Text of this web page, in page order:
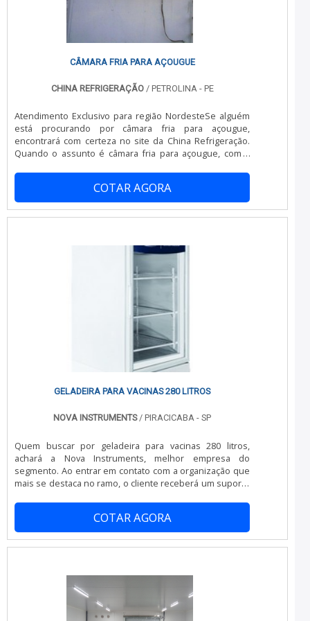
CÂMARA FRIA PARA AÇOUGUE
CHINA REFRIGERAÇÃO/ PETROLINA - PE
Atendimento Exclusivo para região NordesteSe alguém
está procurando por câmara fria para açougue,
encontrará com certeza no site da China Refrigeração.
Quando o assunto é câmara fria para açougue, com a
comprometimento com o resultado dos clientes.MAIS
INFORMAÇÕES SOBRE A CÂMARA FRIA PARA AÇOUGUEA
China Refrigeração foca sua estratégia em produzir uma
estrutura para os parceiros com escritório de alta
tenha câmara fria para açougue com ótima qualidade.Há
muitas maneiras eficientes de uma empresa
demonstrar competência, excelência e destaque em sua
área de atuação. A China Refrigeração se mostra
referência por ter: Soluções eficazes para comércio,
manutenção e reformas de equipamentos frigoríficos;
Minimização do tempo de execução dos serviços;
Métodos avançados visando principalmente à qualidade
de apresentação; Atendimento de forma personalizada
para cada cliente.Discorrendo ainda sobre câmara fria
prezar pelos produtos e serviços com ótima qualidade e
para saber a procedência e seriedade da empresa.É por
comprometida com seus serviços no segmento de
refrigeração para transporte refrigerado. O objetivo é
garantir a satisfação da venda à entrega final, com foco
total na qualidade.A EMPRESA MAIS QUALIFICADA DO
SEGMENTONa China Refrigeração existem as melhores
condições para quem deseja achar o que precisa para
refrigeração para transporte refrigerado. Com foco na
experiência dos clientes, oferece itens variados como
conserto de baú refrigerado e manutenção preventiva
serviços do ramo, além de contar com os melhores
profissionais e instalações. Assim, conquistando a
confiança e a satisfação dos clientes, que são os
maiores objetivos da marca.A China Refrigeração é uma
COTAR AGORA
GELADEIRA PARA VACINAS 280 LITROS
NOVA INSTRUMENTS/ PIRACICABA - SP
Quem buscar por geladeira para vacinas 280 litros,
achará a Nova Instruments, melhor empresa do
segmento. Ao entrar em contato com a organização que
mais se destaca no ramo, o cliente receberá um suporte
a ser adquirido.Quando o interesse é por geladeira para
vacinas 280 litros, na Nova Instruments o cliente obterá
ótima qualidade e as melhores soluções em distribuição
de equipamentos de alta tecnologia.MAIS INFORMAÇÕES
estrutura com escritório de alta qualidade onde são
realizadas as atividades e estrutura suficiente para
atender todas as demandas, tudo para oferecer
COTAR AGORA